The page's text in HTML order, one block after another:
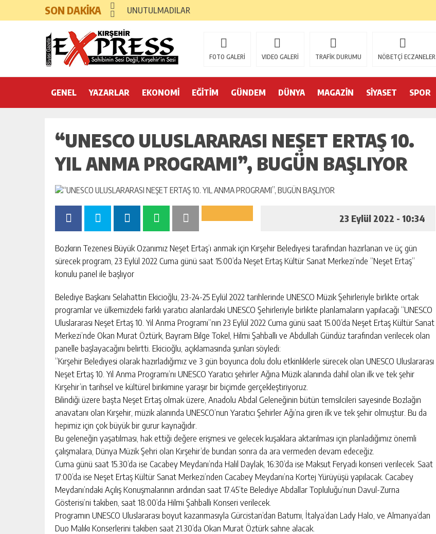
SON DAKİKA UNUTULMADILAR
FOTO GALERİ VIDEO GALERİ TRAFİK DURUMU NÖBETÇİ ECZANELER
GENEL YAZARLAR EKONOMİ EĞİTİM GÜNDEM DÜNYA MAGAZİN SİYASET SPOR
“UNESCO ULUSLARARASI NEŞET ERTAŞ 10.
YIL ANMA PROGRAMI”, BUGÜN BAŞLIYOR
23 Eylül 2022 - 10:34
Bozkırın Tezenesi Büyük Ozanımız Neşet Ertaş’ı anmak için Kırşehir Belediyesi tarafından hazırlanan ve üç gün
sürecek program, 23 Eylül 2022 Cuma günü saat 15:00’da Neşet Ertaş Kültür Sanat Merkezi’nde “Neşet Ertaş”
konulu panel ile başlıyor
Belediye Başkanı Selahattin Ekicioğlu, 23-24-25 Eylül 2022 tarihlerinde UNESCO Müzik Şehirleriyle birlikte ortak
programlar ve ülkemizdeki farklı yaratıcı alanlardaki UNESCO Şehirleriyle birlikte planlamaların yapılacağı “UNESCO
Uluslararası Neşet Ertaş 10. Yıl Anma Programı”nın 23 Eylül 2022 Cuma günü saat 15.00’da Neşet Ertaş Kültür Sanat
Merkezi’nde Okan Murat Öztürk, Bayram Bilge Tokel, Hilmi Şahballı ve Abdullah Gündüz tarafından verilecek olan
panelle başlayacağını belirtti. Ekicioğlu, açıklamasında şunları söyledi:
“Kırşehir Belediyesi olarak hazırladığımız ve 3 gün boyunca dolu dolu etkinliklerle sürecek olan UNESCO Uluslararası
Neşet Ertaş 10. Yıl Anma Programı’nı UNESCO Yaratıcı şehirler Ağına Müzik alanında dahil olan ilk ve tek şehir
Kırşehir’in tarihsel ve kültürel birikimine yaraşır bir biçimde gerçekleştiriyoruz.
Bilindiği üzere başta Neşet Ertaş olmak üzere, Anadolu Abdal Geleneğinin bütün temsilcileri sayesinde Bozlağın
anavatanı olan Kırşehir, müzik alanında UNESCO’nun Yaratıcı Şehirler Ağı’na giren ilk ve tek şehir olmuştur. Bu da
hepimiz için çok büyük bir gurur kaynağıdır.
Bu geleneğin yaşatılması, hak ettiği değere erişmesi ve gelecek kuşaklara aktarılması için planladığımız önemli
çalışmalara, Dünya Müzik Şehri olan Kırşehir’de bundan sonra da ara vermeden devam edeceğiz.
Cuma günü saat 15.30’da ise Cacabey Meydanı’nda Halil Daylak, 16:30’da ise Maksut Feryadi konseri verilecek. Saat
17:00’da ise Neşet Ertaş Kültür Sanat Merkezi’nden Cacabey Meydanı’na Kortej Yürüyüşü yapılacak. Cacabey
Meydanı’ndaki Açılış Konuşmalarının ardından saat 17.45’te Belediye Abdallar Topluluğu’nun Davul-Zurna
Gösterisi’ni takiben, saat 18:00’da Hilmi Şahballı Konseri verilecek.
Programın UNESCO Uluslararası boyut kazanmasıyla Gürcistan’dan Batumı, İtalya’dan Lady Halo, ve Almanya’dan
Duo Malıkı Konserlerini takiben saat 21.30’da Okan Murat Öztürk sahne alacak.